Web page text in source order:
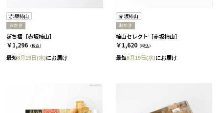
赤坂柿山
おかき
ぽち福［赤坂柿山］
￥1,296 （税込）
最短8月19日(水)にお届け
赤坂柿山
おかき
柿山セレクト［赤坂柿山］
￥1,620 （税込）
最短8月19日(水)にお届け